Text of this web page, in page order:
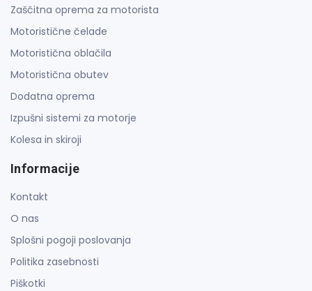
Zaščitna oprema za motorista
Motoristične čelade
Motoristična oblačila
Motoristična obutev
Dodatna oprema
Izpušni sistemi za motorje
Kolesa in skiroji
Informacije
Kontakt
O nas
Splošni pogoji poslovanja
Politika zasebnosti
Piškotki